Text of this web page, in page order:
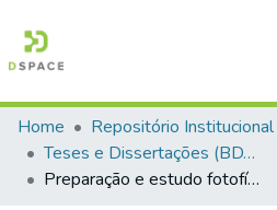
Communities & Collections
All of DSpace
Home
Teses e Dissertações (BDTD USP)
Preparação e estudo fotofísico de nanopartículas de sílica marcadas com compostos fluorescentes